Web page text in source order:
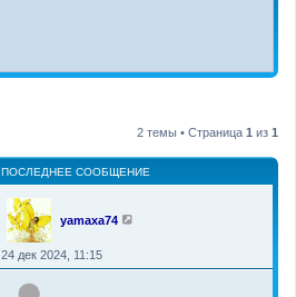
2 темы • Страница 1 из 1
ПОСЛЕДНЕЕ СООБЩЕНИЕ
yamaxa74
24 дек 2024, 11:15